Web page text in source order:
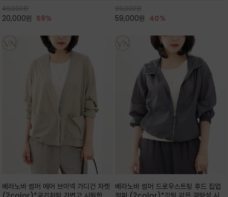
49,000원
20,000원 59%
99,000원
59,000원 40%
베라노바 썸머 에어 브이넥 가디건 자켓 베라노바 썸머 드로우스트링 후드 집업